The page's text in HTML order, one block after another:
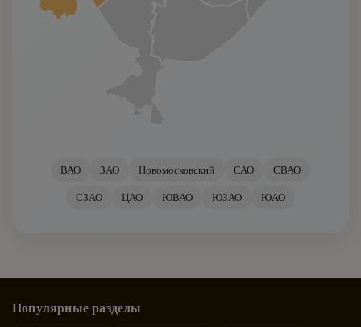
ВАО ЗАО Новомосковский САО СВАО
СЗАО ЦАО ЮВАО ЮЗАО ЮАО
Популярные разделы